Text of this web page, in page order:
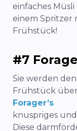
einfaches
einem Spritzer
Frühstück!
#7
Sie werden
Frühstück
Forager’s
knuspriges
Diese